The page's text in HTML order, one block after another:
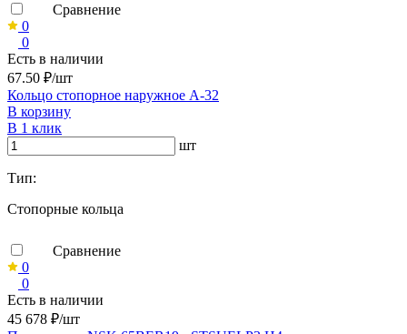
Сравнение
0
0
Есть в наличии
67.50 ₽/шт
Кольцо стопорное наружное А-32
В корзину
В 1 клик
шт
Тип:
Стопорные кольца
Сравнение
0
0
Есть в наличии
45 678 ₽/шт